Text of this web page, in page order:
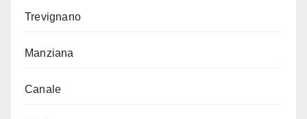
Trevignano
Manziana
Canale